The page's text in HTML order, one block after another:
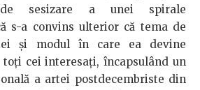
de sesizare a unei spirale
s-a convins ulterior că tema de
şi modul în care ea devine
cei interesaţi, încapsulând un
a artei postdecembriste din